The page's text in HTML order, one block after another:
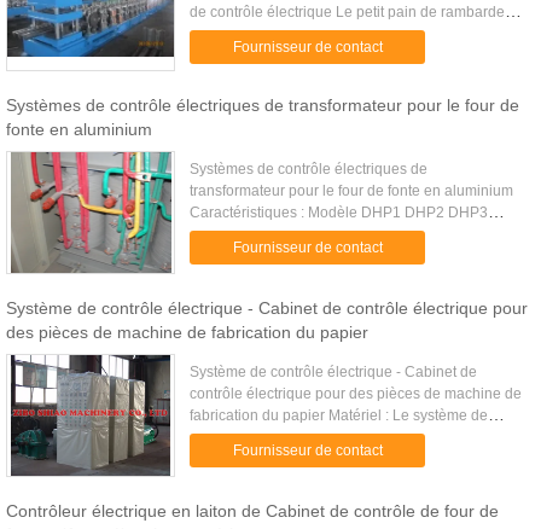
de contrôle électrique Le petit pain de rambarde
formant la machine est une machine experte
spécialisée dans le ...
Fournisseur de contact
Systèmes de contrôle électriques de transformateur pour le four de
fonte en aluminium
Systèmes de contrôle électriques de
transformateur pour le four de fonte en aluminium
Caractéristiques : Modèle DHP1 DHP2 DHP3
DHP5 DHP10 Capacité 1T 2T 3T 5T 10T Examinez
la charge 1.25T 2.5T 3.75T 6.25T 12...
Fournisseur de contact
Système de contrôle électrique - Cabinet de contrôle électrique pour
des pièces de machine de fabrication du papier
Système de contrôle électrique - Cabinet de
contrôle électrique pour des pièces de machine de
fabrication du papier Matériel : Le système de
contrôle électrique se compose d'inverseur de
haute qualité, d...
Fournisseur de contact
Contrôleur électrique en laiton de Cabinet de contrôle de four de